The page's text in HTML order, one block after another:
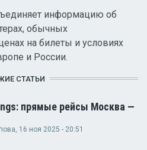
информацию об
обычных
на билеты и условиях
и России.
СТАТЬИ
прямые рейсы Москва —
, 16 ноя 2025 - 20:51